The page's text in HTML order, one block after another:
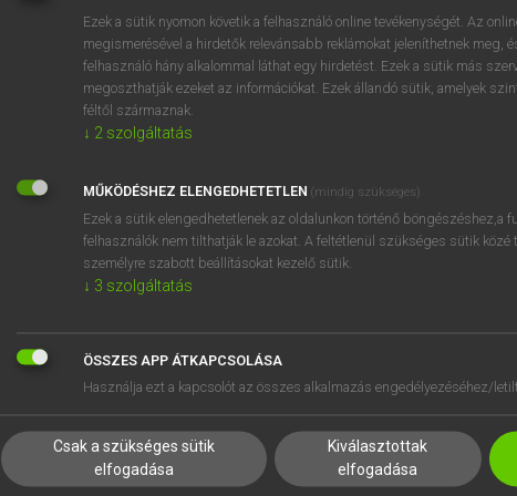
BELÉPÉS
próbaverziójának
regisztrálok és
EGYÉNI FELHASZNÁLÓKNAK
TANULÓKNAK
VÁLLALATI MEGOLDÁSOK
SÚGÓ
RÓLUNK
SÜTI BEÁLLÍTÁSOK
Ezek a sütik nyomon követik a felhasználó online tevékenységét. Az
megismerésével a hirdetők relevánsabb reklámokat jeleníthetnek meg,
felhasználó hány alkalommal láthat egy hirdetést. Ezek a sütik más
megoszthatják ezeket az információkat. Ezek állandó sütik, amelyek
féltől származnak.
↓ 2 szolgáltatás
MŰKÖDÉSHEZ ELENGEDHETETLEN (mindig szükséges)
Ezek a sütik elengedhetetlenek az oldalunkon történő böngészéshez,a
felhasználók nem tilthatják le azokat. A feltétlenül szükséges sütik közé
személyre szabott beállításokat kezelő sütik.
↓ 3 szolgáltatás
ÖSSZES APP ÁTKAPCSOLÁSA
Használja ezt a kapcsolót az összes alkalmazás engedélyezéséhez/
Csak a szükséges sütik
elfogadása
Kiválasztottak
elfogadása